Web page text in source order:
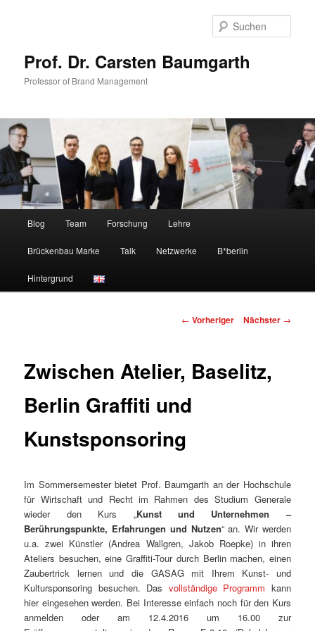
Prof. Dr. Carsten Baumgarth
Professor of Brand Management
Blog Team Forschung Lehre
Brückenbau Marke Talk Netzwerke B*berlin
Hintergrund
Beitragsnavigation
← Vorheriger Nächster →
Zwischen Atelier, Baselitz,
Berlin Graffiti und
Kunstsponsoring
Im Sommersemester bietet Prof. Baumgarth an der Hochschule
für Wirtschaft und Recht im Rahmen des Studium Generale
wieder den Kurs „Kunst und Unternehmen –
Berührungspunkte, Erfahrungen und Nutzen“ an. Wir werden
u.a. zwei Künstler (Andrea Wallgren, Jakob Roepke) in ihren
Ateliers besuchen, eine Graffiti-Tour durch Berlin machen, einen
Zaubertrick lernen und die GASAG mit Ihrem Kunst- und
Kultursponsoring besuchen. Das vollständige Programm kann
hier eingesehen werden. Bei Interesse einfach noch für den Kurs
anmelden oder am 12.4.2016 um 16.00 zur